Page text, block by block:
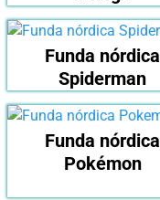
Funda nórdica
Spiderman
Funda nórdica
Pokémon